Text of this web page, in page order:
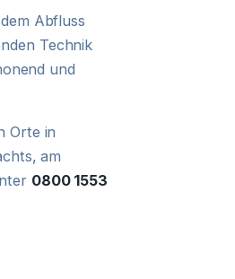
Abfluss
Technik
und
Orte in
am
0800 1553